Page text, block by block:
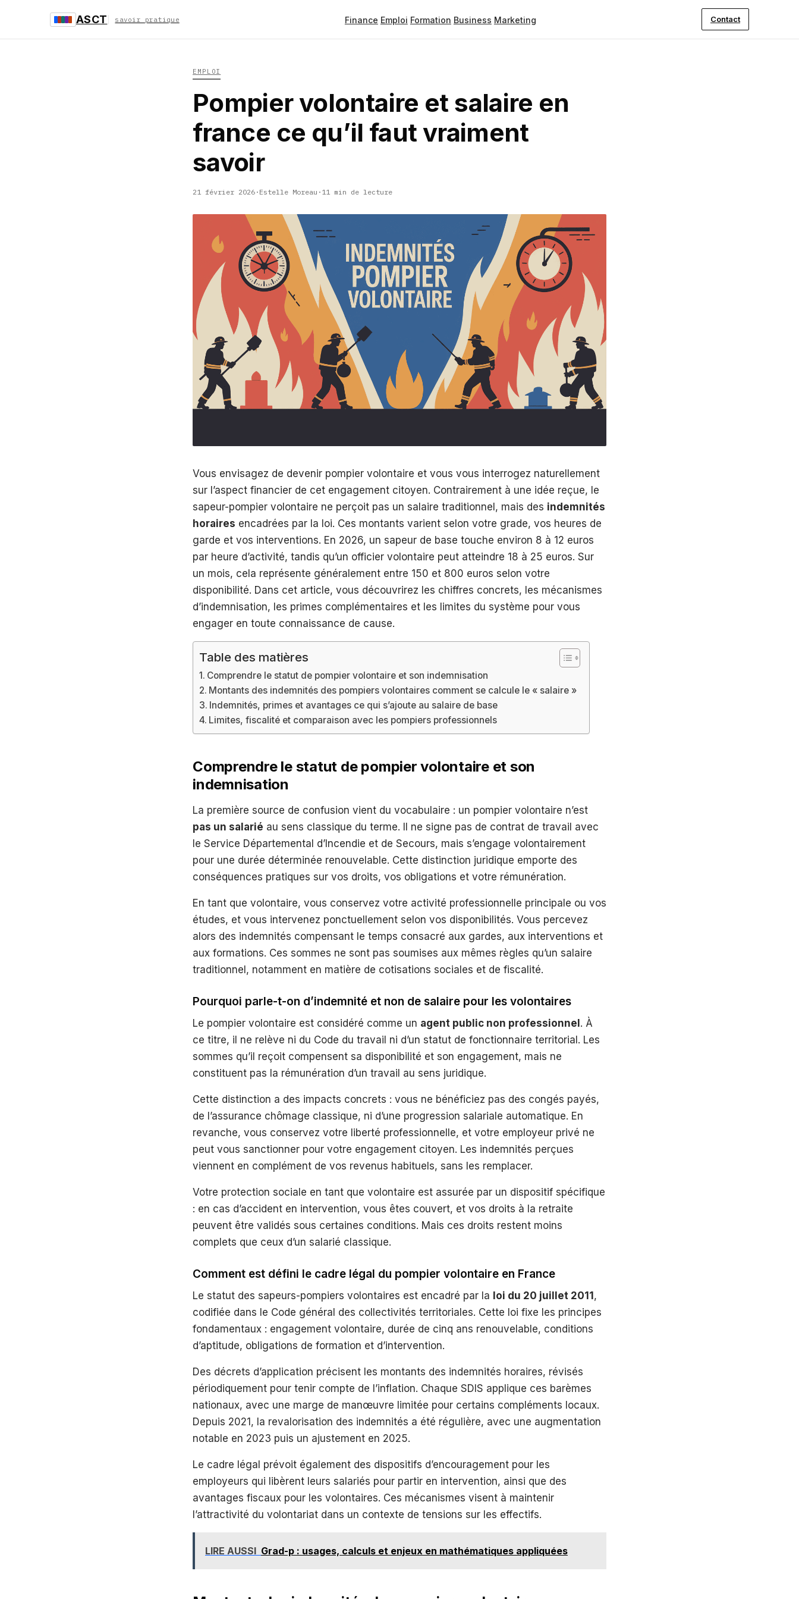
ASCT savoir pratique Finance Emploi Formation Business Marketing Contact
EMPLOI
Pompier volontaire et salaire en
france ce qu’il faut vraiment
savoir
21 février 2026 · Estelle Moreau · 11 min de lecture
Vous envisagez de devenir pompier volontaire et vous vous interrogez naturellement
sur l’aspect financier de cet engagement citoyen. Contrairement à une idée reçue, le
sapeur-pompier volontaire ne perçoit pas un salaire traditionnel, mais des indemnités
horaires encadrées par la loi. Ces montants varient selon votre grade, vos heures de
garde et vos interventions. En 2026, un sapeur de base touche environ 8 à 12 euros
par heure d’activité, tandis qu’un officier volontaire peut atteindre 18 à 25 euros. Sur
un mois, cela représente généralement entre 150 et 800 euros selon votre
disponibilité. Dans cet article, vous découvrirez les chiffres concrets, les mécanismes
d’indemnisation, les primes complémentaires et les limites du système pour vous
engager en toute connaissance de cause.
Table des matières
Comprendre le statut de pompier volontaire et son indemnisation
Montants des indemnités des pompiers volontaires comment se calcule le « salaire »
Indemnités, primes et avantages ce qui s’ajoute au salaire de base
Limites, fiscalité et comparaison avec les pompiers professionnels
Comprendre le statut de pompier volontaire et son
indemnisation
La première source de confusion vient du vocabulaire : un pompier volontaire n’est
pas un salarié au sens classique du terme. Il ne signe pas de contrat de travail avec
le Service Départemental d’Incendie et de Secours, mais s’engage volontairement
pour une durée déterminée renouvelable. Cette distinction juridique emporte des
conséquences pratiques sur vos droits, vos obligations et votre rémunération.
En tant que volontaire, vous conservez votre activité professionnelle principale ou vos
études, et vous intervenez ponctuellement selon vos disponibilités. Vous percevez
alors des indemnités compensant le temps consacré aux gardes, aux interventions et
aux formations. Ces sommes ne sont pas soumises aux mêmes règles qu’un salaire
traditionnel, notamment en matière de cotisations sociales et de fiscalité.
Pourquoi parle-t-on d’indemnité et non de salaire pour les volontaires
Le pompier volontaire est considéré comme un agent public non professionnel . À
ce titre, il ne relève ni du Code du travail ni d’un statut de fonctionnaire territorial. Les
sommes qu’il reçoit compensent sa disponibilité et son engagement, mais ne
constituent pas la rémunération d’un travail au sens juridique.
Cette distinction a des impacts concrets : vous ne bénéficiez pas des congés payés,
de l’assurance chômage classique, ni d’une progression salariale automatique. En
revanche, vous conservez votre liberté professionnelle, et votre employeur privé ne
peut vous sanctionner pour votre engagement citoyen. Les indemnités perçues
viennent en complément de vos revenus habituels, sans les remplacer.
Votre protection sociale en tant que volontaire est assurée par un dispositif spécifique
: en cas d’accident en intervention, vous êtes couvert, et vos droits à la retraite
peuvent être validés sous certaines conditions. Mais ces droits restent moins
complets que ceux d’un salarié classique.
Comment est défini le cadre légal du pompier volontaire en France
Le statut des sapeurs-pompiers volontaires est encadré par la loi du 20 juillet 2011 ,
codifiée dans le Code général des collectivités territoriales. Cette loi fixe les principes
fondamentaux : engagement volontaire, durée de cinq ans renouvelable, conditions
d’aptitude, obligations de formation et d’intervention.
Des décrets d’application précisent les montants des indemnités horaires, révisés
périodiquement pour tenir compte de l’inflation. Chaque SDIS applique ces barèmes
nationaux, avec une marge de manœuvre limitée pour certains compléments locaux.
Depuis 2021, la revalorisation des indemnités a été régulière, avec une augmentation
notable en 2023 puis un ajustement en 2025.
Le cadre légal prévoit également des dispositifs d’encouragement pour les
employeurs qui libèrent leurs salariés pour partir en intervention, ainsi que des
avantages fiscaux pour les volontaires. Ces mécanismes visent à maintenir
l’attractivité du volontariat dans un contexte de tensions sur les effectifs.
LIRE AUSSI Grad-p : usages, calculs et enjeux en mathématiques appliquées